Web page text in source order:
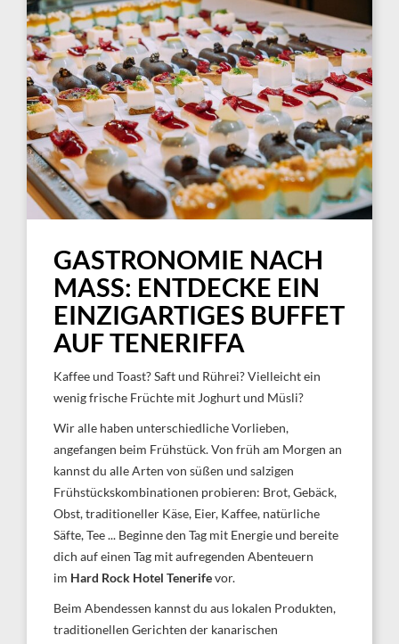
GASTRONOMIE NACH
MASS: ENTDECKE EIN
EINZIGARTIGES BUFFET
AUF TENERIFFA
Kaffee und Toast? Saft und Rührei? Vielleicht ein
wenig frische Früchte mit Joghurt und Müsli?
Wir alle haben unterschiedliche Vorlieben,
angefangen beim Frühstück. Von früh am Morgen an
kannst du alle Arten von süßen und salzigen
Frühstückskombinationen probieren: Brot, Gebäck,
Obst, traditioneller Käse, Eier, Kaffee, natürliche
Säfte, Tee ... Beginne den Tag mit Energie und bereite
dich auf einen Tag mit aufregenden Abenteuern
im Hard Rock Hotel Tenerifevor.
Beim Abendessen kannst du aus lokalen Produkten,
traditionellen Gerichten der kanarischen